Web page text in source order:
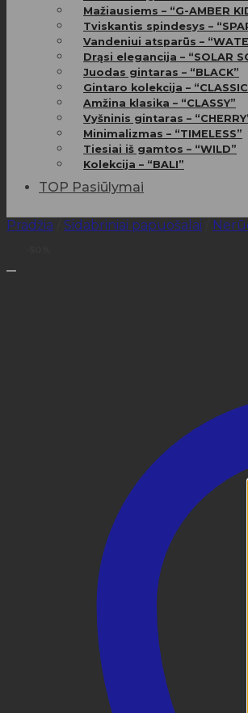
Mažiausiems – “G-AMBER
Tviskantis spindesys –
Vandeniui atsparūs –
Drąsi elegancija – “SOLAR
Juodas gintaras – “BLACK”
Gintaro kolekcija –
Amžina klasika – “CLASSY”
Vyšninis gintaras –
Minimalizmas – “TIMELESS”
Tiesiai iš gamtos – “WILD”
Kolekcija – “BALI”
TOP Pasiūlymai
Pradžia Sidabriniai papuošalai